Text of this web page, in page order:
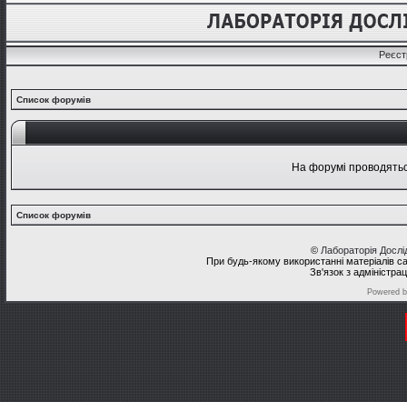
Список форумів
На форумі
Список форумів
© Лабораторія
При будь-якому використанні матеріалів
Зв'язок з
Powered